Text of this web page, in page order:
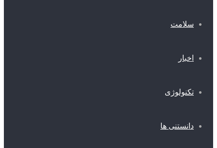
سلامت
اخبار
تکنولوژی
دانستنی ها